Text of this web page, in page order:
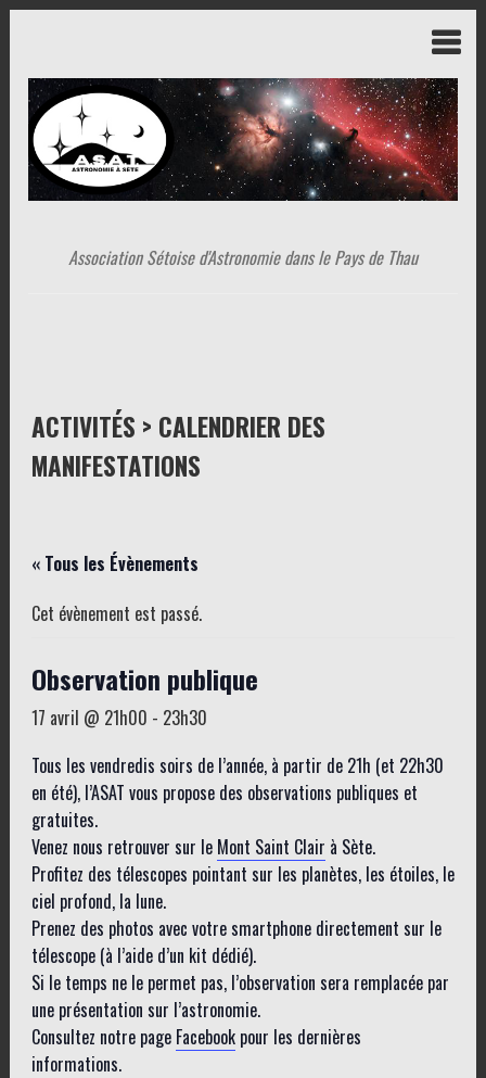
Association Sétoise d'Astronomie dans le Pays de Thau
ACTIVITÉS > CALENDRIER DES
MANIFESTATIONS
« Tous les Évènements
Cet évènement est passé.
Observation publique
17 avril @ 21h00 - 23h30
Tous les vendredis soirs de l’année, à partir de 21h (et 22h30
en été), l’ASAT vous propose des observations publiques et
gratuites.
Venez nous retrouver sur le Mont Saint Clair à Sète.
Profitez des télescopes pointant sur les planètes, les étoiles, le
ciel profond, la lune.
Prenez des photos avec votre smartphone directement sur le
télescope (à l’aide d’un kit dédié).
Si le temps ne le permet pas, l’observation sera remplacée par
une présentation sur l’astronomie.
Consultez notre page Facebookpour les dernières
informations.